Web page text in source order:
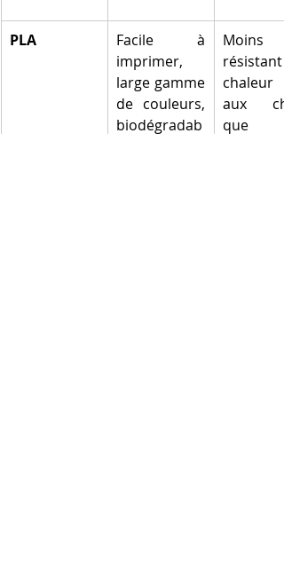
PLA
Facile à
imprimer,
large gamme
de couleurs,
biodégradab
Moins
résistant
aux
que